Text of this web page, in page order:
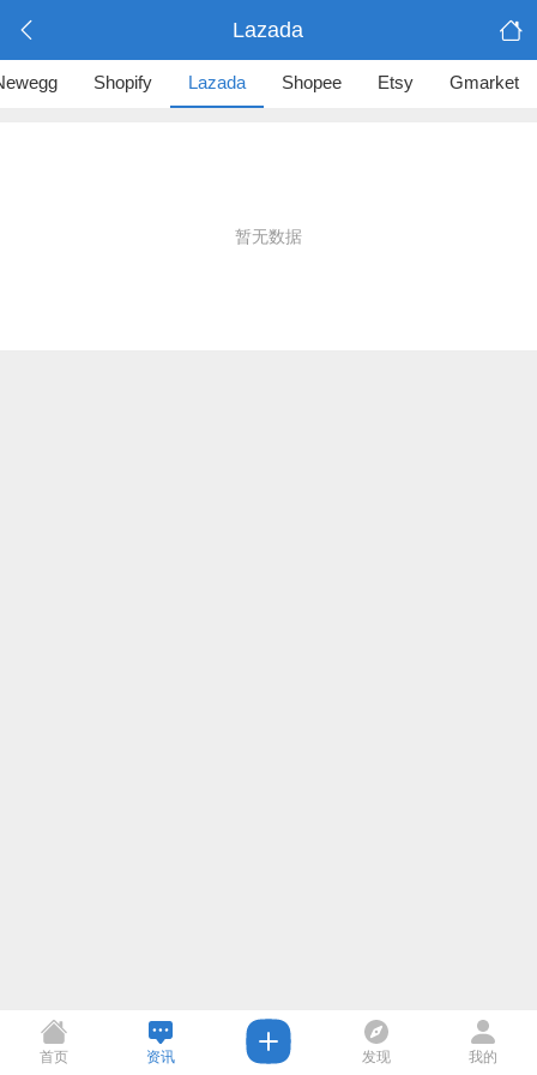
Lazada
Shopify Lazada Shopee Etsy Gmarket
暂无数据
首页 资讯 发现 我的